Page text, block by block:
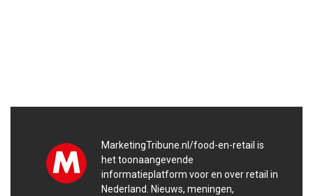
MarketingTribune.nl/food-en-retail is
het toonaangevende
informatieplatform voor en over retail in
Nederland. Nieuws, meningen,